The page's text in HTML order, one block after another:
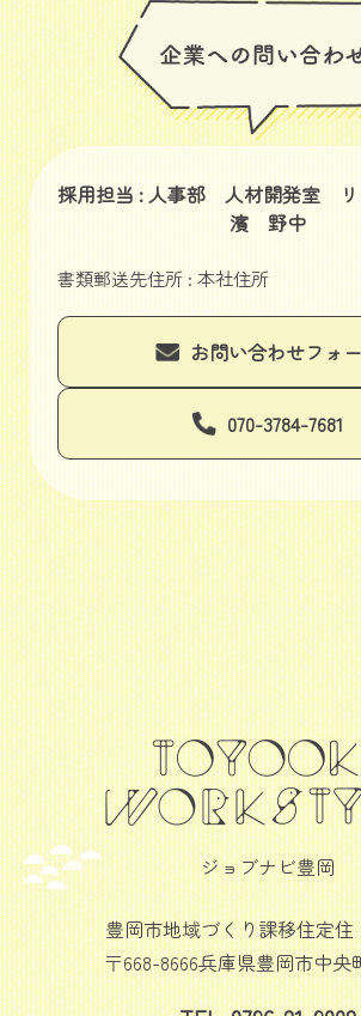
採用担当 : 人事部 人材開発室 リ
濱 野中
書類郵送先住所 : 本社住所
お問い合わせフォ
070-3784-7681
ジョブナビ豊岡
豊岡市地域づくり課移住定住
〒668-8666兵庫県豊岡市中央